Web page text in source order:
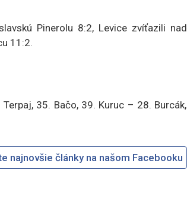
Pinerolu 8:2, Levice zvíťazili nad
11:2.
35. Bačo, 39. Kuruc – 28. Burcák,
najnovšie články na našom Facebooku